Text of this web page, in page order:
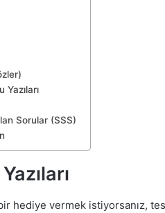
Sorular (SSS)
hediye vermek istiyorsanız,